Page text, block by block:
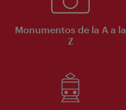
Monumentos de la A a la
Z